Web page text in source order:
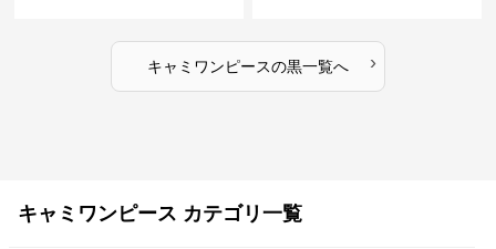
キャミワンピースの黒一覧へ ›
キャミワンピース カテゴリ一覧